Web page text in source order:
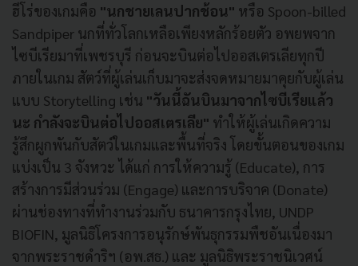
ฮีโร่ของเกมคือ "นกชายเลนปากช้อน" หรือ Spoon-billed
Sandpiper นกที่ทั่วโลกเหลือเพียงหลักร้อยตัว อพยพจาก
ไซบีเรียมาที่เพชรบุรี ก่อนจะบินต่อไปออสเตรเลียทุกปี
ภายในเกม สัตว์ที่ผู้เล่นเก็บมาจะส่งจดหมายมาคุยกับผู้เล่น
แบบ Storytelling เช่น "วันนี้ฉันบินมาจากไซบีเรียแล้ว
นะ กำลังจะบินต่อไปออสเตรเลีย" ทำให้ผู้เล่นเกิดความ
รู้สึกผูกพันกับสัตว์ในเกมและพื้นที่จริง โดยขั้นตอนของเกม
แบ่งเป็น 3 จังหวะ ได้แก่ การให้ความรู้ (Educate), การ
สร้างการมีส่วนร่วม (Engage) และการบริจาค (Donate)
ผ่านช่องทางที่ทำงานร่วมกับ ธนาคารกรุงไทย, UNDP
BIOFIN, มูลนิธิโครงการอนุรักษ์พันธุกรรมพืชอันเนื่องมา
จากพระราชดำริฯ (อพ.สธ.) และ มูลนิธิพระราชนิเวศน์